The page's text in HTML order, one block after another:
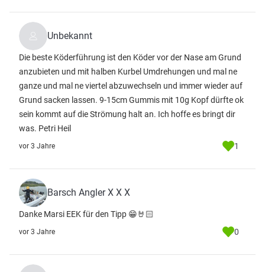
Unbekannt
Die beste Köderführung ist den Köder vor der Nase am Grund
anzubieten und mit halben Kurbel Umdrehungen und mal ne
ganze und mal ne viertel abzuwechseln und immer wieder auf
Grund sacken lassen. 9-15cm Gummis mit 10g Kopf dürfte ok
sein kommt auf die Strömung halt an. Ich hoffe es bringt dir
was. Petri Heil
vor 3 Jahre 1
Barsch Angler X X X
Danke Marsi EEK für den Tipp 😁🤘🏻
vor 3 Jahre 0